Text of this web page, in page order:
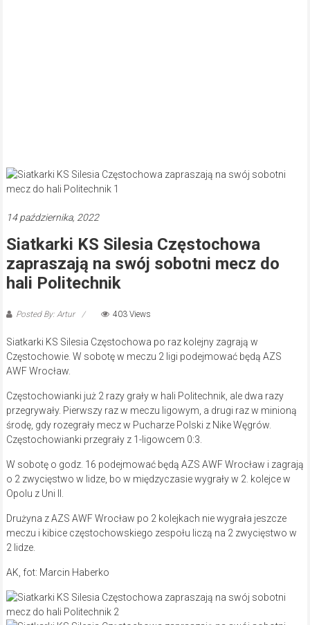
14 października, 2022
Siatkarki KS Silesia Częstochowa
zapraszają na swój sobotni mecz do
hali Politechnik
Posted By: Artur 403 Views
Siatkarki KS Silesia Częstochowa po raz kolejny zagrają w
Częstochowie. W sobotę w meczu 2 ligi podejmować będą AZS
AWF Wrocław.
Częstochowianki już 2 razy grały w hali Politechnik, ale dwa razy
przegrywały. Pierwszy raz w meczu ligowym, a drugi raz w minioną
środę, gdy rozegrały mecz w Pucharze Polski z Nike Węgrów.
Częstochowianki przegrały z 1-ligowcem 0:3.
W sobotę o godz. 16 podejmować będą AZS AWF Wrocław i zagrają
o 2 zwycięstwo w lidze, bo w międzyczasie wygrały w 2. kolejce w
Opolu z Uni II.
Drużyna z AZS AWF Wrocław po 2 kolejkach nie wygrała jeszcze
meczu i kibice częstochowskiego zespołu liczą na 2 zwycięstwo w
2 lidze.
AK, fot: Marcin Haberko